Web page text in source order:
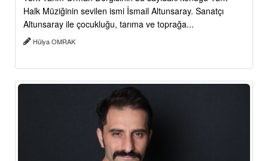
Halk Müziğinin sevilen ismi İsmail Altunsaray. Sanatçı
Altunsaray ile çocukluğu, tarıma ve toprağa...
Hülya OMRAK